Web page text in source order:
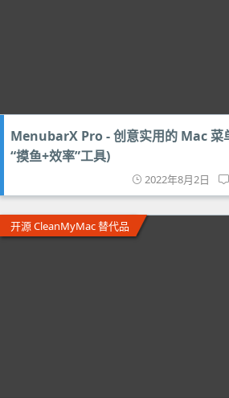
MenubarX Pro - 创意实用的 Mac 菜
“摸鱼+效率”工具)
2022年8月2日
开源 CleanMyMac 替代品